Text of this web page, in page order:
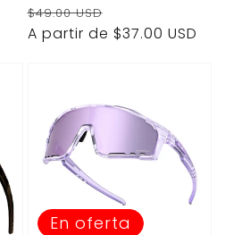
Precio
habitual
$49.00 USD
Precio
de
A partir de $37.00 USD
En oferta